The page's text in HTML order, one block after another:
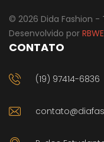
© 2026 Dida Fashion -
Desenvolvido por
CONTATO
(19) 97414-6836